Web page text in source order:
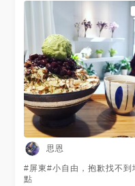
思恩
#屏東#小自由，抱歉找不到
點